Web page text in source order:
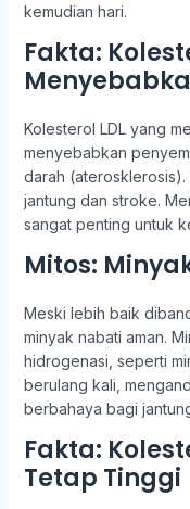
kemudian hari.
Fakta:
Kolesterol LDL yang
menyebabkan
darah
jantung dan stroke.
sangat penting untuk
Mitos:
Meski lebih baik
minyak nabati aman.
hidrogenasi, seperti
berulang kali,
berbahaya bagi
Fakta:
Tetap Tinggi